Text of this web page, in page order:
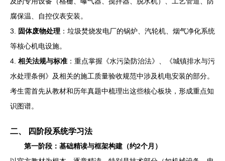
腐保温、自控仪表安装。
3. 固体废物处理 ：垃圾焚烧发电厂的锅炉、汽轮机、烟气净化系统
等核心机电设施。
4. 相关法规与标准 ：重点掌握《水污染防治法》、《城镇排水与污
水处理条例》及相关的施工质量验收规范中涉及机电安装的部分。
考生需首先从教材和历年真题中梳理出这些核心板块，形成重点知
识图谱。
二、 四阶段系统学习法
第一阶段：基础精读与框架构建（约2个月）